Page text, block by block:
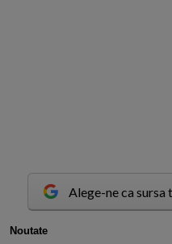
Alege-ne ca
Noutate